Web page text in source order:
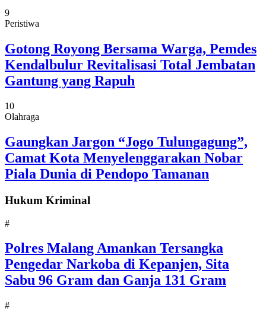
9
Peristiwa
Gotong Royong Bersama Warga, Pemdes
Kendalbulur Revitalisasi Total Jembatan
Gantung yang Rapuh
10
Olahraga
Gaungkan Jargon “Jogo Tulungagung”,
Camat Kota Menyelenggarakan Nobar
Piala Dunia di Pendopo Tamanan
Hukum Kriminal
#
Polres Malang Amankan Tersangka
Pengedar Narkoba di Kepanjen, Sita
Sabu 96 Gram dan Ganja 131 Gram
#